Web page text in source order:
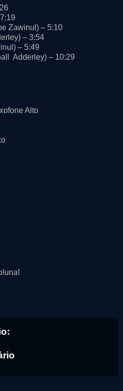
Zawinul) – 5:10
– 3:54
– 5:49
Adderley) – 10:29
Alto